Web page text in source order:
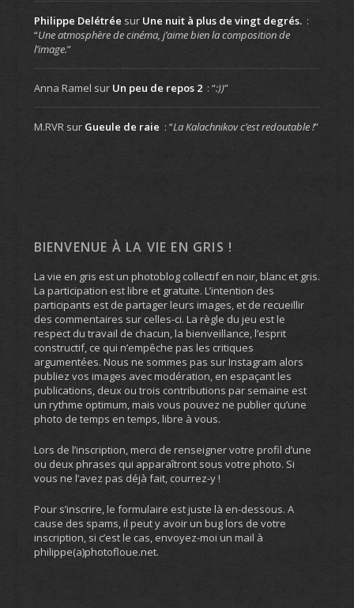
Philippe Delétrée sur Une nuit à plus de vingt degrés. :
“Une atmosphère de cinéma, j’aime bien la composition de
l’image.”
Anna Ramel sur Un peu de repos 2 : “:))”
M.RVRsur Gueule de raie : “La Kalachnikov c’est redoutable !”
BIENVENUE À LA VIE EN GRIS !
La vie en gris est un photoblog collectif en noir, blanc et gris.
La participation est libre et gratuite. L’intention des
participants est de partager leurs images, et de recueillir
des commentaires sur celles-ci. La règle du jeu est le
respect du travail de chacun, la bienveillance, l’esprit
constructif, ce qui n’empêche pas les critiques
argumentées. Nous ne sommes pas sur Instagram alors
publiez vos images avec modération, en espaçant les
publications, deux ou trois contributions par semaine est
un rythme optimum, mais vous pouvez ne publier qu’une
photo de temps en temps, libre à vous.
Lors de l’inscription, merci de renseigner votre profil d’une
ou deux phrases qui apparaîtront sous votre photo. Si
vous ne l’avez pas déjà fait, courrez-y !
Pour s’inscrire, le formulaire est juste là en-dessous. A
cause des spams, il peut y avoir un bug lors de votre
inscription, si c’est le cas, envoyez-moi un mail à
philippe(a)photofloue.net.